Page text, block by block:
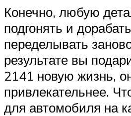
Конечно, любую
подгонять и
переделывать
результате вы
2141 новую жизнь,
привлекательнее.
для автомобиля на